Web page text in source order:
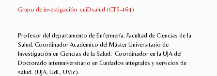
Grupo de investigación cuiDsalud (CTS-464)
Profesor del departamento de Enfermería. Facultad de Ciencias de la
Salud. Coordinador Académico del Máster Universitario de
Investigación en Ciencias de la Salud. Coordinador en la UJA del
Doctorado interuniversitario en Cuidados integrales y servicios de
salud. (UJA, UdL, UVic).